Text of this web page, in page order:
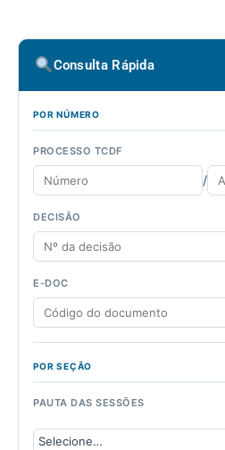
Consulta Rápida
POR NÚMERO
PROCESSO TCDF
/
DECISÃO
E-DOC
POR SEÇÃO
PAUTA DAS SESSÕES